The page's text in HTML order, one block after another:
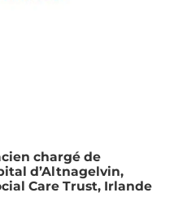
chargé de
d’Altnagelvin,
Care Trust, Irlande